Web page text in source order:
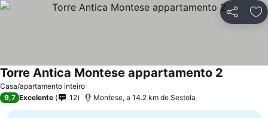
Partilhar
Casa/apartamento inteiro
Torre Antica Montese appartamento 2
9,7 Excelente 12 Montese, a 14.2 km de Sestola